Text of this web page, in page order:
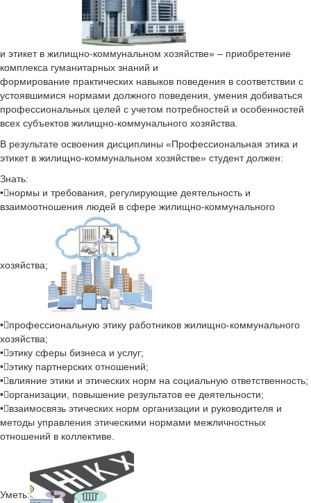
и этикет в жилищно-коммунальном хозяйстве» – приобретение
комплекса гуманитарных знаний и
формирование практических навыков поведения в соответствии с
устоявшимися нормами должного поведения, умения добиваться
профессиональных целей с учетом потребностей и особенностей
всех субъектов жилищно-коммунального хозяйства.
В результате освоения дисциплины «Профессиональная этика и
этикет в жилищно-коммунальном хозяйстве» студент должен:
Знать:
•нормы и требования, регулирующие деятельность и
взаимоотношения людей в сфере жилищно-коммунального
хозяйства;
•профессиональную этику работников жилищно-коммунального
хозяйства;
•этику сферы бизнеса и услуг;
•этику партнерских отношений;
•влияние этики и этических норм на социальную ответственность;
•организации, повышение результатов ее деятельности;
•взаимосвязь этических норм организации и руководителя и
методы управления этическими нормами межличностных
отношений в коллективе.
Уметь: